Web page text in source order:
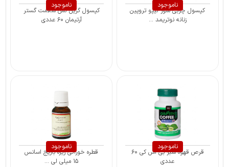
ناموجود
کپسول چربی سوز لیپو تروپین
زنانه نوتریمد ...
ناموجود
کپسول گرین لس سلامت گستر
آرتیمان ۶۰ عددی
ناموجود
قرص قهوه سبز بی اس کی ۶۰
عددی
ناموجود
قطره خوراکی زیره باریج اسانس
۱۵ میلی ‎لی ...